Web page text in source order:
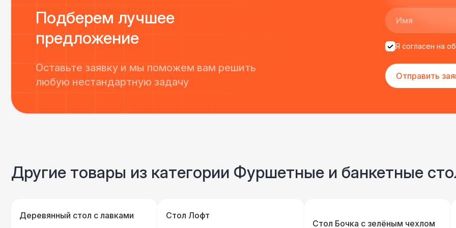
Подберем лучшее
предложение
Оставьте заявку и мы поможем вам решить
любую нестандартную задачу
Я согласен на
Отправить
Другие товары из категории Фуршетные и банкетные
Деревянный стол с лавками
Стол Лофт
Стол Бочка с зелёным чехлом